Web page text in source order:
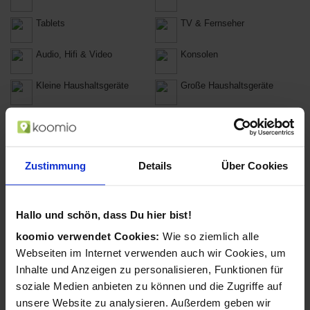
Zustimmung Details Über Cookies
Hallo und schön, dass Du hier bist!
koomio verwendet Cookies: Wie so ziemlich alle
Webseiten im Internet verwenden auch wir Cookies, um
Inhalte und Anzeigen zu personalisieren, Funktionen für
soziale Medien anbieten zu können und die Zugriffe auf
unsere Website zu analysieren. Außerdem geben wir
Tablets TV & Fernseher
Audio, Hifi & Video Konsolen
Kleine Haushaltsgeräte Große Haushaltsgeräte
Notebooks Netbooks
Notebook-Zubehör Desktop-PCs
PC Zubehör PC-Komponenten
Software & Videospiele Drucker